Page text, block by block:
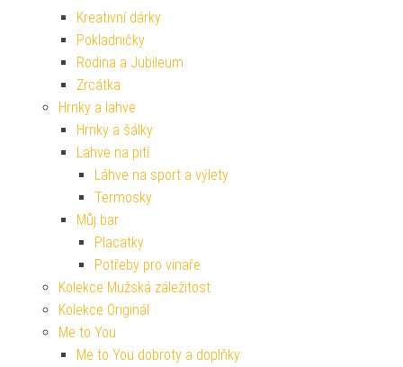
Kreativní dárky
Pokladničky
Rodina a Jubileum
Zrcátka
Hrnky a lahve
Hrnky a šálky
Lahve na pití
Láhve na sport a výlety
Termosky
Můj bar
Placatky
Potřeby pro vinaře
Kolekce Mužská záležitost
Kolekce Originál
Me to You
Me to You dobroty a doplňky